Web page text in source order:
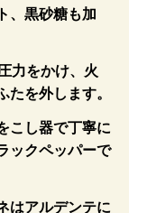
、黒砂糖も加
力をかけ、火
たを外します。
こし器で丁寧に
ックペッパーで
はアルデンテに